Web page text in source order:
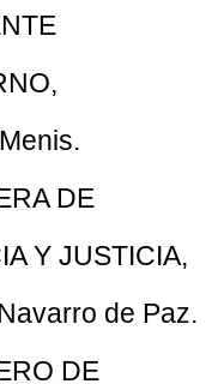
DE
Y JUSTICIA,
de Paz.
DE